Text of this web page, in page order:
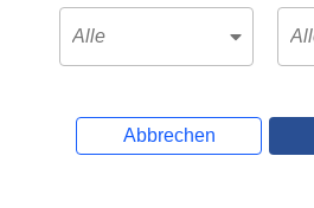
Abbrechen